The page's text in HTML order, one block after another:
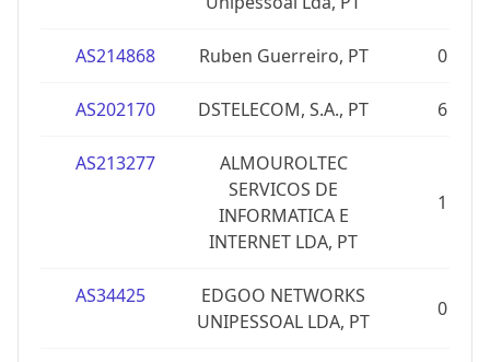
AS214868 Ruben Guerreiro, PT 0
AS202170 DSTELECOM, S.A., PT 6
AS213277
ALMOUROLTEC
SERVICOS DE
INFORMATICA E
INTERNET LDA, PT
1
AS34425
EDGOO NETWORKS
UNIPESSOAL LDA, PT
0